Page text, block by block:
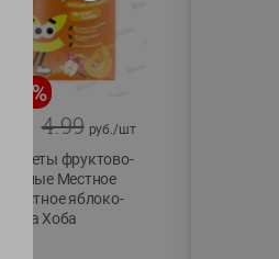
%
4.99 руб./шт
Конфеты фруктово-
ягодные Местное
известное яблоко-
тыква Хоба